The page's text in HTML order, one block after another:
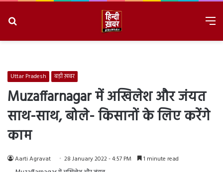
Uttar Pradesh बड़ी ख़बर
Muzaffarnagar में अखिलेश और जंयत
साथ-साथ, बोले- किसानों के लिए करेंगे
काम
Aarti Agravat 28 January 2022 - 4:57 PM 1 minute read